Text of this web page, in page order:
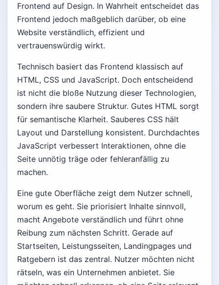
Frontend auf Design. In Wahrheit entscheidet das
Frontend jedoch maßgeblich darüber, ob eine
Website verständlich, effizient und
vertrauenswürdig wirkt.
Technisch basiert das Frontend klassisch auf
HTML, CSS und JavaScript. Doch entscheidend
ist nicht die bloße Nutzung dieser Technologien,
sondern ihre saubere Struktur. Gutes HTML sorgt
für semantische Klarheit. Sauberes CSS hält
Layout und Darstellung konsistent. Durchdachtes
JavaScript verbessert Interaktionen, ohne die
Seite unnötig träge oder fehleranfällig zu
machen.
Eine gute Oberfläche zeigt dem Nutzer schnell,
worum es geht. Sie priorisiert Inhalte sinnvoll,
macht Angebote verständlich und führt ohne
Reibung zum nächsten Schritt. Gerade auf
Startseiten, Leistungsseiten, Landingpages und
Ratgebern ist das zentral. Nutzer möchten nicht
rätseln, was ein Unternehmen anbietet. Sie